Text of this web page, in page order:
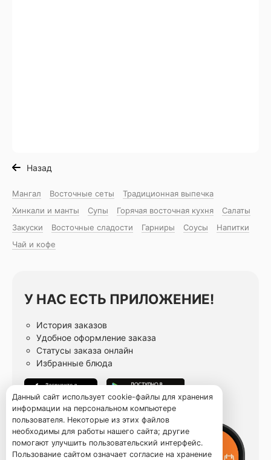
Назад
Мангал Восточные сеты
Традиционная выпечка
Хинкали и манты
Супы Горячая восточная куxня
Салаты
Закуски
Восточные сладости Гарниры Соусы
Напитки
Чай и кофе
У НАС ЕСТЬ ПРИЛОЖЕНИЕ!
История заказов
Удобное оформление заказа
Статусы заказа онлайн
Избранные блюда
Данный сайт использует cookie-файлы для хранения
информации на персональном компьютере
пользователя. Некоторые из этих файлов
необходимы для работы нашего сайта; другие
помогают улучшить пользовательский интерфейс.
Пользование сайтом означает согласие на хранение